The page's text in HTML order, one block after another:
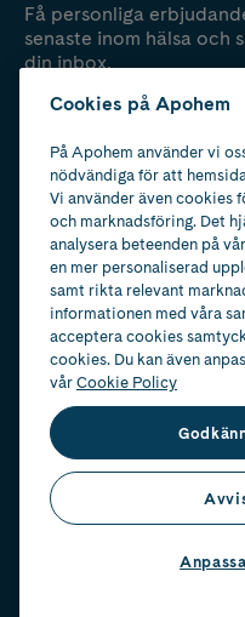
Få personliga
senaste inom hälsa och
din inbox.
Cookies på Apohem
På Apohem använder vi
nödvändiga för att
Vi använder även
och marknadsföring. Det
analysera beteenden på
en mer personaliserad
samt rikta relevant
informationen med våra
acceptera cookies
cookies. Du kan även
vårCookie Policy